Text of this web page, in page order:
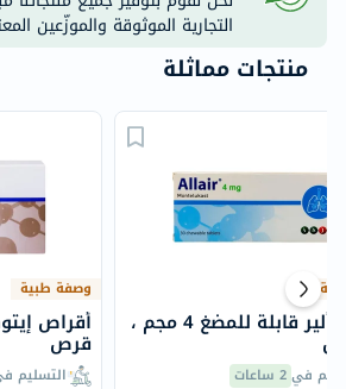
التجارية الموثوقة والموزّعين
منتجات مماثلة
وصفة طبية
قرص
التسليم
أقراص ألير قابلة للمضغ 4 مجم ،
في2 ساعات